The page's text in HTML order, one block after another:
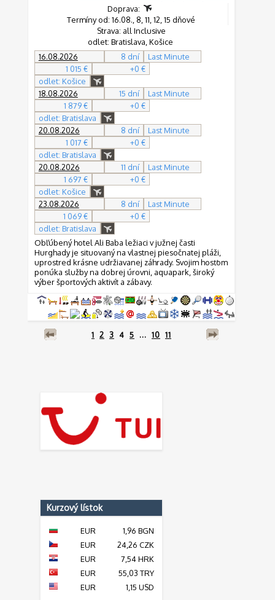
Doprava:
Termíny od: 16.08., 8, 11, 12, 15 dňové
Strava: all Inclusive
odlet: Bratislava, Košice
16.08.2026
8 dní
Last Minute
1 015 €
+0 €
odlet: Košice
18.08.2026
15 dní
Last Minute
1 879 €
+0 €
odlet: Bratislava
20.08.2026
8 dní
Last Minute
1 017 €
+0 €
odlet: Bratislava
20.08.2026
11 dní
Last Minute
1 697 €
+0 €
odlet: Košice
23.08.2026
8 dní
Last Minute
1 069 €
+0 €
odlet: Bratislava
Obľúbený hotel Ali Baba ležiaci v južnej časti
Hurghady je situovaný na vlastnej piesočnatej pláži,
uprostred krásne udržiavanej záhrady. Svojim hosťom
ponúka služby na dobrej úrovni, aquapark, široký
výber športových aktivít a zábavy.
1 2 3 4 5 ... 10 11
Kurzový lístok
EUR
1,96 BGN
EUR
24,26 CZK
EUR
7,54 HRK
EUR
55,03 TRY
EUR
1,15 USD